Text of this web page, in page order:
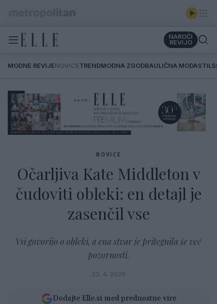
NAROČI
REVIJO
MODNE REVIJENOVICETRENDMODNA ZGODBAULIČNA MODA
NOVICE
Očarljiva Kate Middleton v
čudoviti obleki: en detajl je
zasenčil vse
Vsi govorijo o obleki, a ena stvar je pritegnila še več
pozornosti.
23. 4. 2026
Dodajte Elle.si med prednostne vire